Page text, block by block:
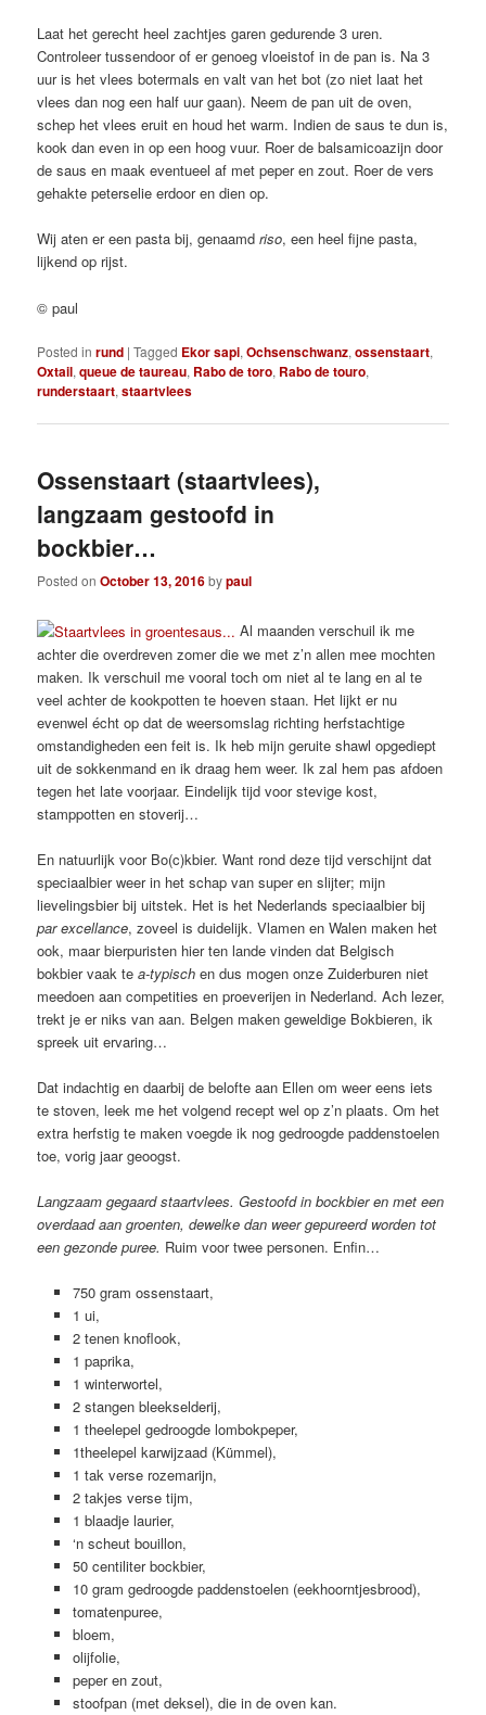
Laat het gerecht heel zachtjes garen gedurende 3 uren.
Controleer tussendoor of er genoeg vloeistof in de pan is. Na 3
uur is het vlees botermals en valt van het bot (zo niet laat het
vlees dan nog een half uur gaan). Neem de pan uit de oven,
schep het vlees eruit en houd het warm. Indien de saus te dun is,
kook dan even in op een hoog vuur. Roer de balsamicoazijn door
de saus en maak eventueel af met peper en zout. Roer de vers
gehakte peterselie erdoor en dien op.
Wij aten er een pasta bij, genaamdriso, een heel fijne pasta,
lijkend op rijst.
© paul
Posted in rund |Tagged Ekor sapi,Ochsenschwanz,ossenstaart,
Oxtail,queue de taureau, Rabo de toro, Rabo de touro,
runderstaart,staartvlees
Ossenstaart (staartvlees),
langzaam gestoofd in
bockbier…
Posted onOctober 13, 2016bypaul
Al maanden verschuil ik me
achter die overdreven zomer die we met z’n allen mee mochten
maken. Ik verschuil me vooral toch om niet al te lang en al te
veel achter de kookpotten te hoeven staan. Het lijkt er nu
evenwel écht op dat de weersomslag richting herfstachtige
omstandigheden een feit is. Ik heb mijn geruite shawl opgediept
uit de sokkenmand en ik draag hem weer. Ik zal hem pas afdoen
tegen het late voorjaar. Eindelijk tijd voor stevige kost,
stamppotten en stoverij…
En natuurlijk voor Bo(c)kbier. Want rond deze tijd verschijnt dat
speciaalbier weer in het schap van super en slijter; mijn
lievelingsbier bij uitstek. Het is het Nederlands speciaalbier bij
par excellance, zoveel is duidelijk. Vlamen en Walen maken het
ook, maar bierpuristen hier ten lande vinden dat Belgisch
bokbier vaak tea-typisch en dus mogen onze Zuiderburen niet
meedoen aan competities en proeverijen in Nederland. Ach lezer,
trekt je er niks van aan. Belgen maken geweldige Bokbieren, ik
spreek uit ervaring…
Dat indachtig en daarbij de belofte aan Ellen om weer eens iets
te stoven, leek me het volgend recept wel op z’n plaats. Om het
extra herfstig te maken voegde ik nog gedroogde paddenstoelen
toe, vorig jaar geoogst.
Langzaam gegaard staartvlees. Gestoofd in bockbier en met een
overdaad aan groenten, dewelke dan weer gepureerd worden tot
een gezonde puree. Ruim voor twee personen. Enfin…
750 gram ossenstaart,
1 ui,
2 tenen knoflook,
1 paprika,
1 winterwortel,
2 stangen bleekselderij,
1 theelepel gedroogde lombokpeper,
1theelepel karwijzaad (Kümmel),
1 tak verse rozemarijn,
2 takjes verse tijm,
1 blaadje laurier,
‘n scheut bouillon,
50 centiliter bockbier,
10 gram gedroogde paddenstoelen (eekhoorntjesbrood),
tomatenpuree,
bloem,
olijfolie,
peper en zout,
stoofpan (met deksel), die in de oven kan.